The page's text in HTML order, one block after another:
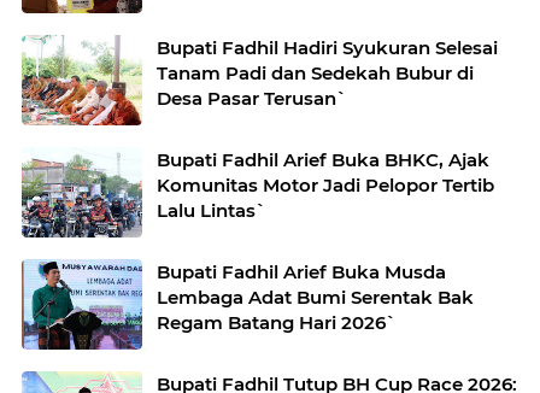
Bupati Fadhil Hadiri Syukuran Selesai
Tanam Padi dan Sedekah Bubur di
Desa Pasar Terusan`
Bupati Fadhil Arief Buka BHKC, Ajak
Komunitas Motor Jadi Pelopor Tertib
Lalu Lintas`
Bupati Fadhil Arief Buka Musda
Lembaga Adat Bumi Serentak Bak
Regam Batang Hari 2026`
Bupati Fadhil Tutup BH Cup Race 2026: